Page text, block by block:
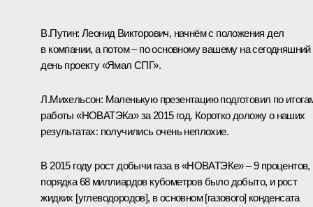
В.Путин: Леонид Викторович, начнём с положения дел
в компании, а потом – по основному вашему на сегодняшний
день проекту «Ямал СПГ».
Л.Михельсон: Маленькую презентацию подготовил по
работы «НОВАТЭКа» за 2015 год. Коротко доложу о наших
результатах: получились очень неплохие.
В 2015 году рост добычи газа в «НОВАТЭКе» – 9 процентов,
порядка 68 миллиардов кубометров было добыто, и рост
жидких [углеводородов], в основном [газового] конденсата